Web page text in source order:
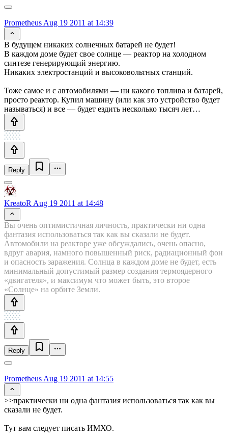
Prometheus Aug 19 2011 at 14:39
В будущем никаких солнечных батарей не будет!
В каждом доме будет свое солнце — реактор на холодном
синтезе генерирующий энергию.
Никаких электростанций и высоковольтных станций.
Тоже самое и с автомобилями — ни какого топлива и батарей,
просто реактор. Купил машину (или как это устройство будет
называться) и все — будет ездить несколько тысяч лет…
Reply
KreatoR Aug 19 2011 at 14:48
Вы очень оптимистичная личность, практически ни одна
фантазия использоваться так как вы сказали не будет.
Автомобили на реакторе уже обсуждались, очень опасно,
вдруг авария, намного повышенный риск, радиационный фон
и опасность заражения. Солнца в каждом доме не будет, есть
минимальный допустимый размер создания термоядерного
«двигателя», и максимум что может быть, это второе
«Солнце» на орбите Земли.
Reply
Prometheus Aug 19 2011 at 14:55
>>практически ни одна фантазия использоваться так как вы
сказали не будет.
Тут вам следует писать ИМХО.